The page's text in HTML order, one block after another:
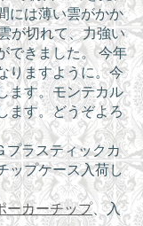
には薄い雲がかか
が切れて、力強い
できました。 今年
りますように。今
ます。モンテカル
ます。どうぞよろ
プラスティックカ
ップケース入荷し
ーカーチップ、入